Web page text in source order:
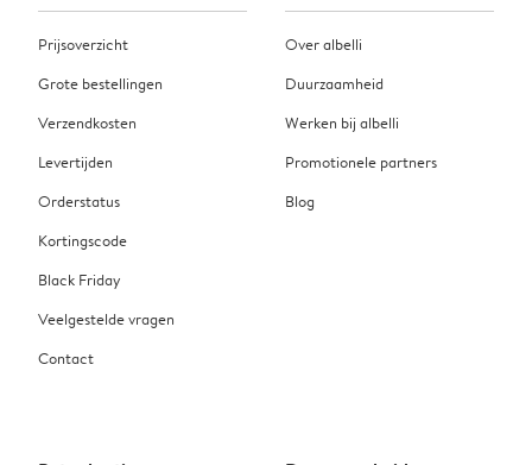
Prijsoverzicht
Grote bestellingen
Verzendkosten
Levertijden
Orderstatus
Kortingscode
Black Friday
Veelgestelde vragen
Contact
Over albelli
Duurzaamheid
Werken bij albelli
Promotionele partners
Blog